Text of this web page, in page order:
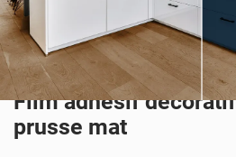
Film adhésif
prusse mat